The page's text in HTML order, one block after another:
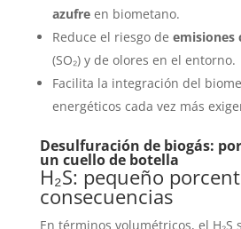
azufreen biometano.
Reduce el riesgo de emisiones
(SO₂) y de olores en el entorno.
Facilita la integración del
energéticos cada vez más
Desulfuración de biogás: por
un cuello de botella
H₂S: pequeño
consecuencias
En términos volumétricos, el